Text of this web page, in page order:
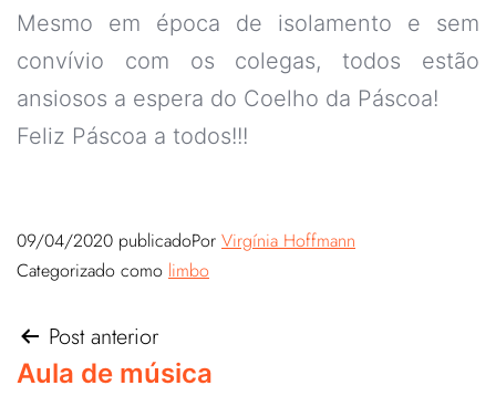
Mesmo em época de isolamento e sem
convívio com os colegas, todos estão
ansiosos a espera do Coelho da Páscoa!
Feliz Páscoa a todos!!!
09/04/2020 publicadoPor Virgínia Hoffmann
Categorizado como limbo
Post anterior
Aula de música